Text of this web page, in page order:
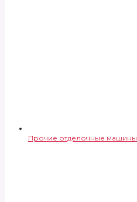
Прочие отделочные машины